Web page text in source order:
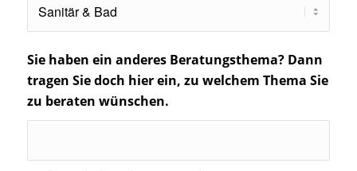
Sie haben ein anderes Beratungsthema? Dann
tragen Sie doch hier ein, zu welchem Thema Sie
zu beraten wünschen.